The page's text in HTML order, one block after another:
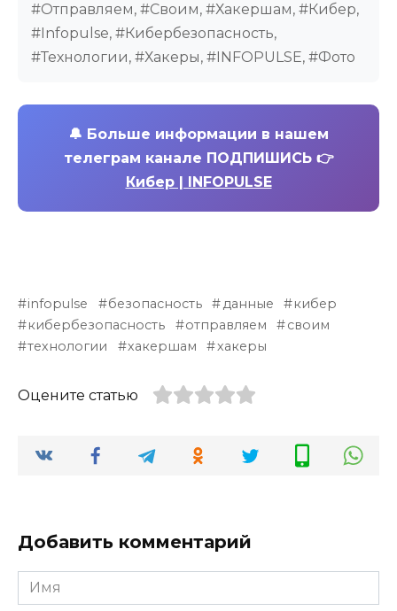
#Отправляем, #Своим, #Хакершам, #Кибер,
#Infopulse, #Кибербезопасность,
#Технологии, #Хакеры, #INFOPULSE, #Фото
🔔 Больше информации в нашем
телеграм канале ПОДПИШИСЬ 👉
Кибер | INFOPULSE
infopulse безопасность данные
кибер
кибербезопасность
отправляем
своим
технологии
хакершам хакеры
Оцените статью
Добавить комментарий
Имя
*